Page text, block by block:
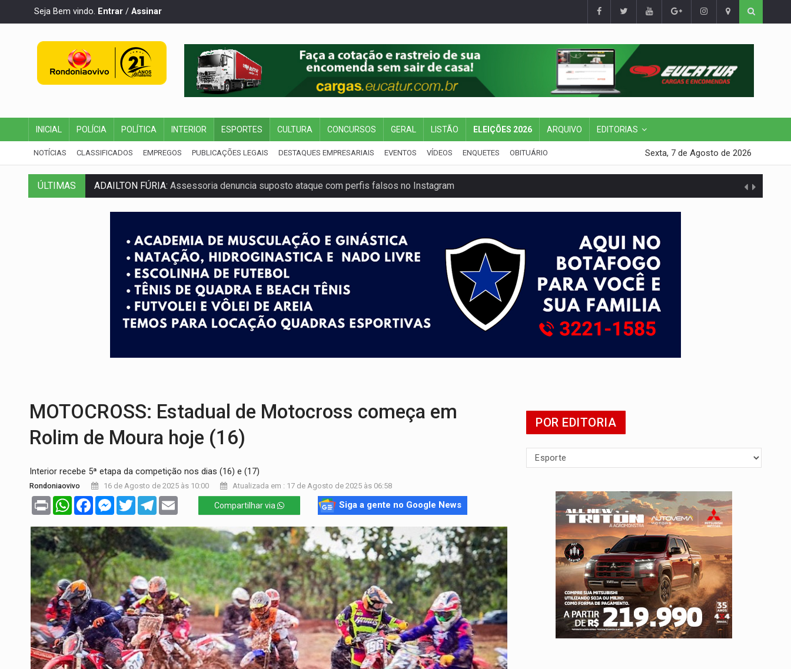
Seja Bem vindo. Entrar / Assinar
INICIAL POLÍCIA POLÍTICA INTERIOR ESPORTES CULTURA CONCURSOS GERAL LISTÃO ELEIÇÕES 2026 ARQUIVO EDITORIAS
NOTÍCIAS CLASSIFICADOS EMPREGOS PUBLICAÇÕES LEGAIS DESTAQUES EMPRESARIAIS EVENTOS VÍDEOS ENQUETES OBITUÁRIO Sexta, 7 de Agosto de 2026
ÚLTIMAS
ADAILTON FÚRIA:Assessoria denuncia suposto ataque com perfis falsos no Instagram
VÍDEO:Motoboy de delivery sofre fratura após mulher avançar preferencial
DECISÃO REVISADA:Nunes Marques reduz pena de Acir Gurgacz e declara punibilidade extinta
CONEXÃO RONDONIAOVIVO:Museólogo Antônio Ocampo lança livro sobre a Madeira-Mamoré
ELEIÇÕES 2026:Patrimônio de candidata a deputada federal do PL salta R$ 1 mil para R$ 155 mil
VÍDEO:Quadrilha é flagrada com cerca de 200 porções de drogas
MOTOCROSS: Estadual de Motocross começa em
Rolim de Moura hoje (16)
Interior recebe 5ª etapa da competição nos dias (16) e (17)
Rondoniaovivo 16 de Agosto de 2025 às 10:00 Atualizada em : 17 de Agosto de 2025 às 06:58
Print WhatsAppFacebookMessenger
TwitterTelegram Compartilhar via Siga a gente no Google News
POR EDITORIA